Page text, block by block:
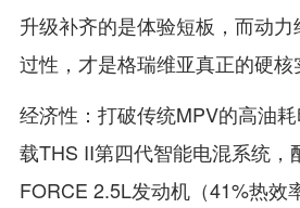
升级补齐的是体验短板，而动
过性，才是格瑞维亚真正的硬核
经济性：打破传统MPV的高油
载THS II第四代智能电混系统，
FORCE 2.5L发动机（41%热效